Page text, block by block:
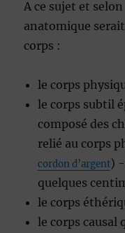
A ce sujet et
anatomique
corps :
le corps
le corps subtil
composé des
relié au corps
cordon d’argent)
quelques
le corps
le corps